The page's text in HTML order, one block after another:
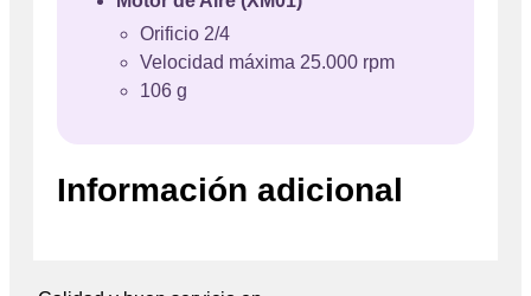
Orificio 2/4
Velocidad máxima 25.000 rpm
106 g
Información adicional